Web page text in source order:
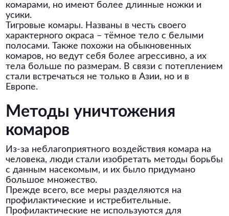
комарами, но имеют более длинные ножки и
усики.
Тигровые комары. Названы в честь своего
характерного окраса – тёмное тело с белыми
полосами. Также похожи на обыкновенных
комаров, но ведут себя более агрессивно, а их
тела больше по размерам. В связи с потеплением
стали встречаться не только в Азии, но и в
Европе.
Методы уничтожения
комаров
Из-за неблагоприятного воздействия комара на
человека, люди стали изобретать методы борьбы
с данным насекомым, и их было придумано
большое множество.
Прежде всего, все меры разделяются на
профилактические и истребительные.
Профилактические не используются для